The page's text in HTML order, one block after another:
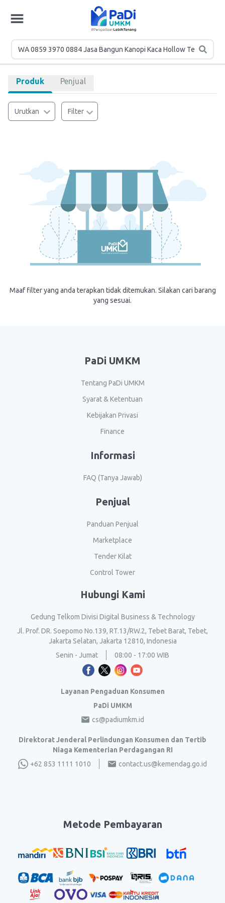
Produk Penjual
Urutkan Filter
Maaf filter yang anda terapkan tidak ditemukan. Silakan cari barang
yang sesuai.
PaDi UMKM
Tentang PaDi UMKM
Syarat & Ketentuan
Kebijakan Privasi
Finance
Informasi
FAQ (Tanya Jawab)
Penjual
Panduan Penjual
Marketplace
Tender Kilat
Control Tower
Hubungi Kami
Gedung Telkom Divisi Digital Business & Technology
Jl. Prof. DR. Soepomo No.139, RT.13/RW.2, Tebet Barat, Tebet,
Jakarta Selatan, Jakarta 12810, Indonesia
Senin - Jumat
08:00 - 17:00 WIB
Layanan Pengaduan Konsumen
PaDi UMKM
cs@padiumkm.id
Direktorat Jenderal Perlindungan Konsumen dan Tertib
Niaga Kementerian Perdagangan RI
+62 853 1111 1010
contact.us@kemendag.go.id
Metode Pembayaran